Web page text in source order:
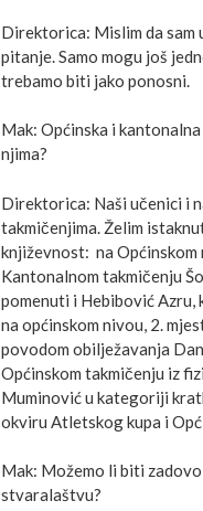
Direktorica: Mislim da sam
pitanje. Samo mogu još
trebamo biti jako ponosni.
Mak: Općinska i
njima?
Direktorica: Naši učenici i
takmičenjima. Želim
književnost: na Općinskom
Kantonalnom takmičenju
pomenuti i Hebibović Azru,
na općinskom nivou, 2.
povodom obilježavanja
Općinskom takmičenju iz
Muminović u kategoriji
okviru Atletskog kupa i
Mak: Možemo li biti
stvaralaštvu?